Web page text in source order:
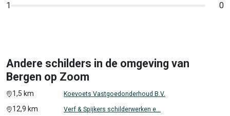
1
0
Andere schilders in de omgeving van
Bergen op Zoom
1,5 km Koevoets Vastgoedonderhoud B.V.
12,9 km Verf & Spijkers schilderwerken e...